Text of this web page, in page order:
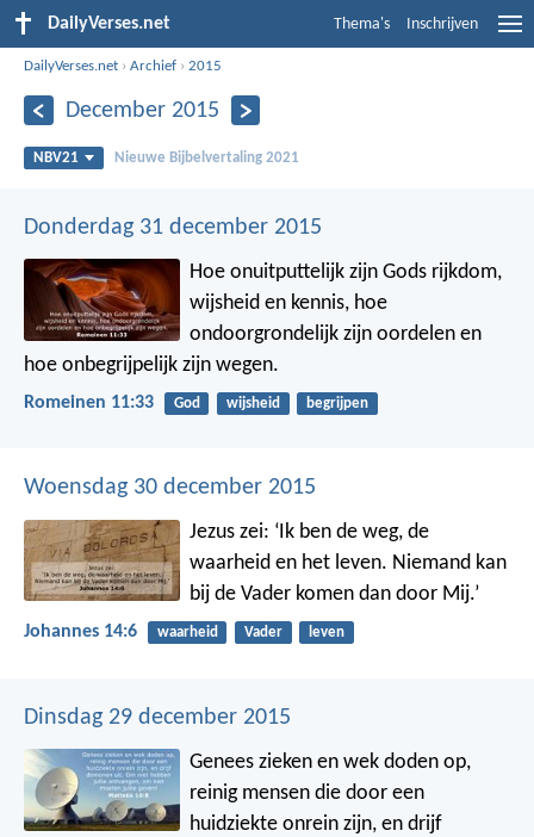
DailyVerses.net Thema's Inschrijven
DailyVerses.net ›Archief ›2015
December 2015
NBV21 Nieuwe Bijbelvertaling 2021
Donderdag 31 december 2015
Hoe onuitputtelijk zijn Gods rijkdom,
wijsheid en kennis, hoe
ondoorgrondelijk zijn oordelen en
hoe onbegrijpelijk zijn wegen.
Romeinen 11:33 God wijsheid begrijpen
Woensdag 30 december 2015
Jezus zei: ‘Ik ben de weg, de
waarheid en het leven. Niemand kan
bij de Vader komen dan door Mij.’
Johannes 14:6 waarheid Vader leven
Dinsdag 29 december 2015
Genees zieken en wek doden op,
reinig mensen die door een
huidziekte onrein zijn, en drijf